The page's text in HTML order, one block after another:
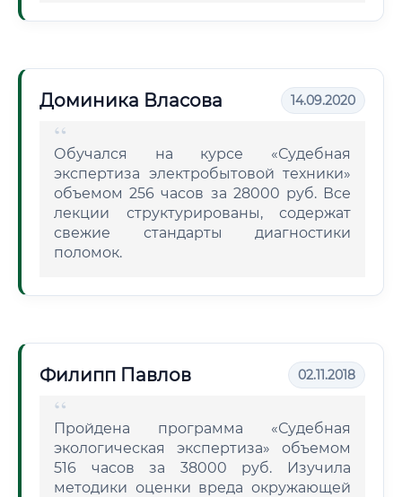
Доминика Власова 14.09.2020
Обучался на курсе «Судебная
экспертиза электробытовой техники»
объемом 256 часов за 28000 руб. Все
лекции структурированы, содержат
свежие стандарты диагностики
поломок.
Филипп Павлов 02.11.2018
Пройдена программа «Судебная
экологическая экспертиза» объемом
516 часов за 38000 руб. Изучила
методики оценки вреда окружающей